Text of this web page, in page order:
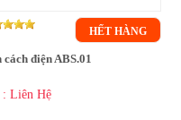
HẾT HÀNG
cách điện ABS.01
: Liên Hệ